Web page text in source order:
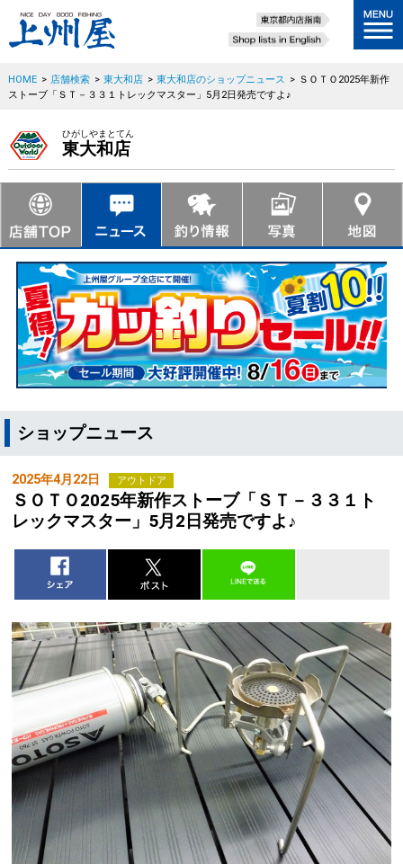
HOME > 店舗検索 > 東大和店 > 東大和店のショップニュース > ＳＯＴＯ2025年新作
ストーブ「ＳＴ－３３１トレックマスター」5月2日発売ですよ♪
ひがしやまとてん
東大和店
ショップニュース
2025年4月22日 アウトドア
ＳＯＴＯ2025年新作ストーブ「ＳＴ－３３１ト
レックマスター」5月2日発売ですよ♪